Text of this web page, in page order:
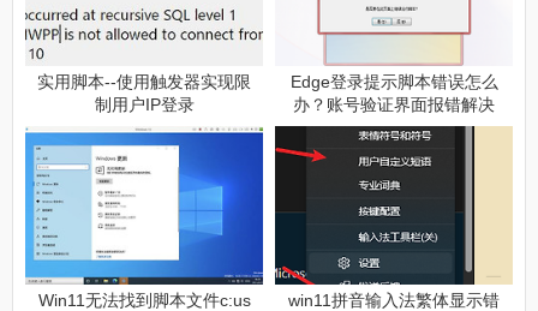
实用脚本--使用触发器实现限
制用户IP登录
Edge登录提示脚本错误怎么
办？账号验证界面报错解决
方法
Win11无法找到脚本文件c:us
win11拼音输入法繁体显示错